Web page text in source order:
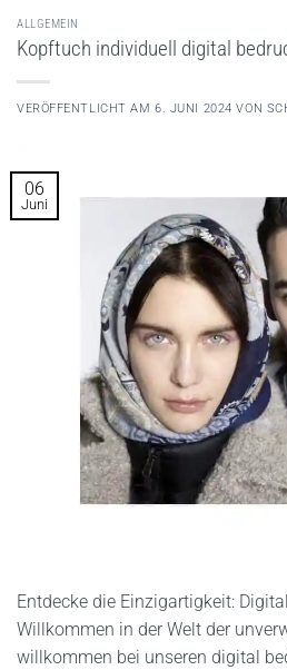
ALLGEMEIN
Kopftuch individuell digital
VERÖFFENTLICHT AM6. JUNI 2024 VON
06
Juni
Entdecke die Einzigartigkeit:
Willkommen in der Welt der
willkommen bei unseren digital